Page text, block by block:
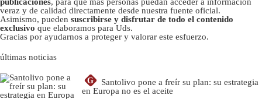
veraz y de calidad directamente desde nuestra fuente oficial.
Asimismo, pueden suscribirse y disfrutar de todo el contenido
exclusivo que elaboramos para Uds.
Gracias por ayudarnos a proteger y valorar este esfuerzo.
últimas noticias
G
Santolivo pone a freír su plan: su estrategia
en Europa no es el aceite